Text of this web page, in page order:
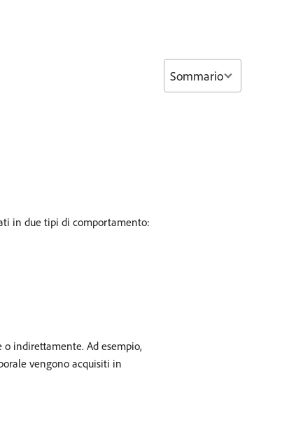
in due tipi di comportamento:
indirettamente. Ad esempio,
vengono acquisiti in
Sommario